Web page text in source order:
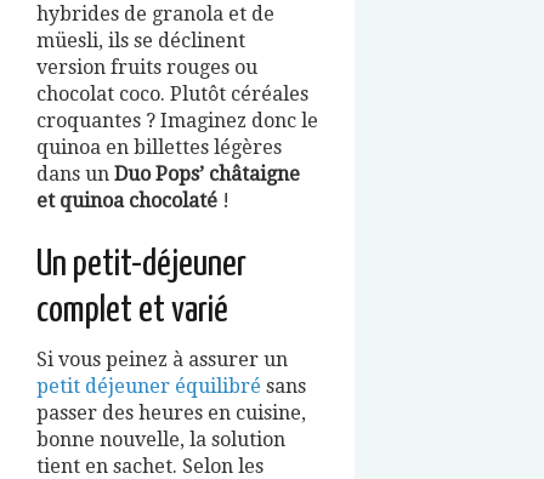
hybrides de granola et de
müesli, ils se déclinent
version fruits rouges ou
chocolat coco. Plutôt céréales
croquantes ? Imaginez donc le
quinoa en billettes légères
dans un Duo Pops’ châtaigne
et quinoa chocolaté !
Un petit-déjeuner
complet et varié
Si vous peinez à assurer un
petit déjeuner équilibré sans
passer des heures en cuisine,
bonne nouvelle, la solution
tient en sachet. Selon les